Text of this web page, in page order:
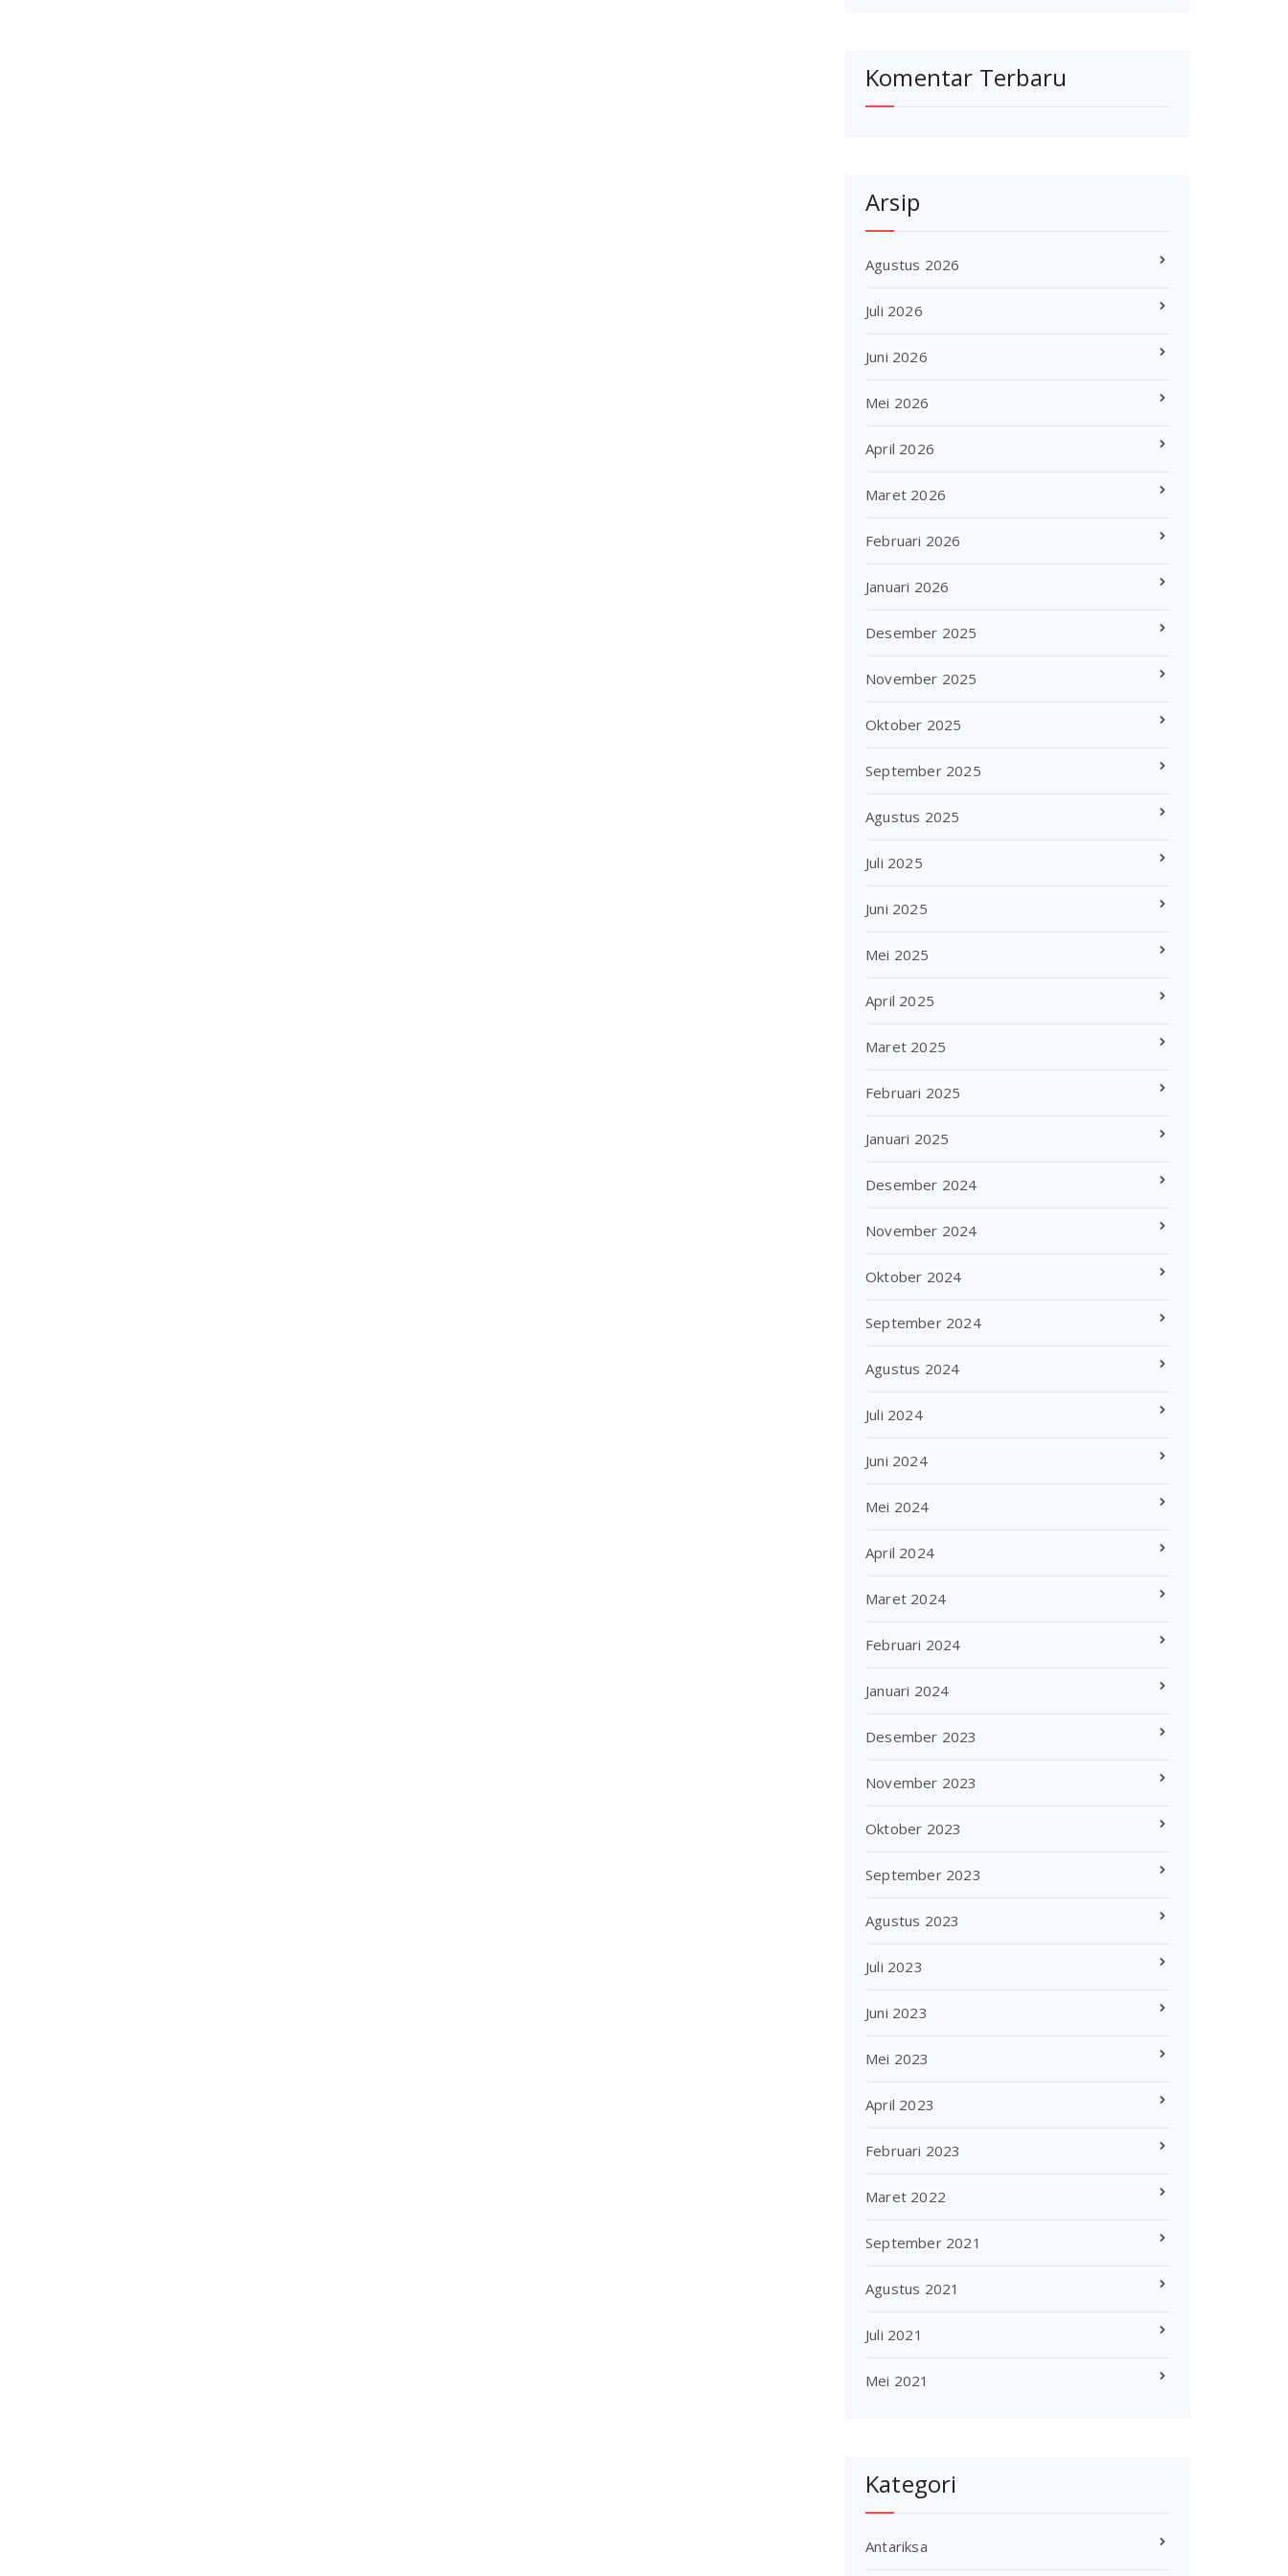
Komentar Terbaru
Arsip
Agustus 2026
Juli 2026
Juni 2026
Mei 2026
April 2026
Maret 2026
Februari 2026
Januari 2026
Desember 2025
November 2025
Oktober 2025
September 2025
Agustus 2025
Juli 2025
Juni 2025
Mei 2025
April 2025
Maret 2025
Februari 2025
Januari 2025
Desember 2024
November 2024
Oktober 2024
September 2024
Agustus 2024
Juli 2024
Juni 2024
Mei 2024
April 2024
Maret 2024
Februari 2024
Januari 2024
Desember 2023
November 2023
Oktober 2023
September 2023
Agustus 2023
Juli 2023
Juni 2023
Mei 2023
April 2023
Februari 2023
Maret 2022
September 2021
Agustus 2021
Juli 2021
Mei 2021
Kategori
Antariksa